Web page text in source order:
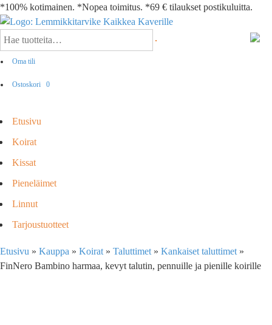
*100% kotimainen. *Nopea toimitus. *69 € tilaukset postikuluitta.
Oma tili
Ostoskori 0
Etusivu
Koirat
Kissat
Pieneläimet
Linnut
Tarjoustuotteet
Etusivu » Kauppa » Koirat » Taluttimet » Kankaiset taluttimet »
FinNero Bambino harmaa, kevyt talutin, pennuille ja pienille koirille